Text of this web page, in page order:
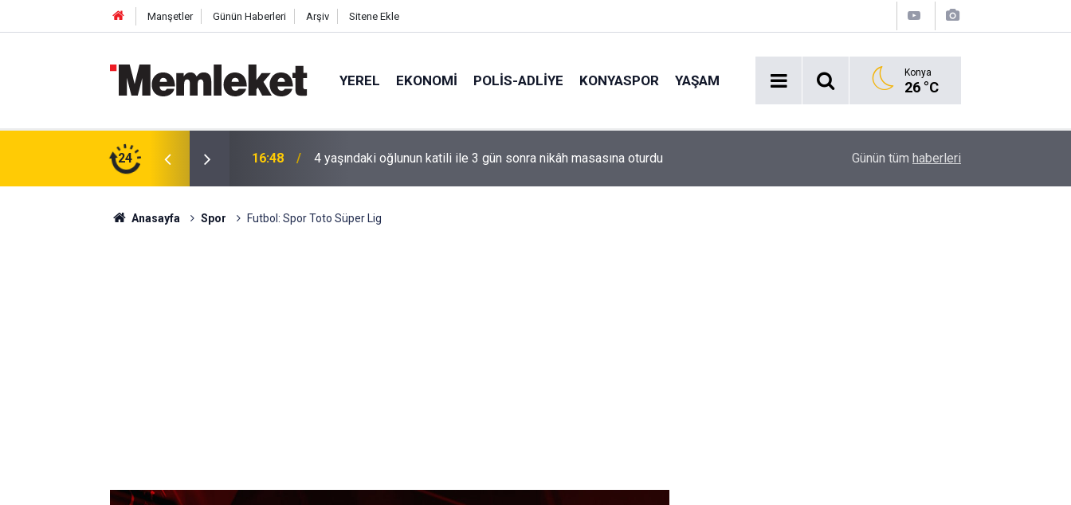
Manşetler Günün Haberleri Arşiv Sitene Ekle
YEREL EKONOMI POLİS-ADLİYE KONYASPOR YAŞAM Konya
26 °C
24
sonra nikâh masasına oturdu 16:44 Mahallede korku dolu anlar: Gaz hattı delindi Akaryakıt İstasyonunda Panik: Lastikçi
Günün tüm haberleri
Anasayfa Spor Futbol: Spor Toto Süper Lig